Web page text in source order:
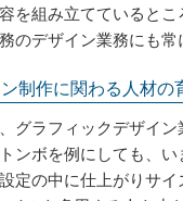
を組み立てていると
のデザイン業務にも常
制作に関わる人材
グラフィックデザイ
ンボを例にしても、
定の中に仕上がりサ